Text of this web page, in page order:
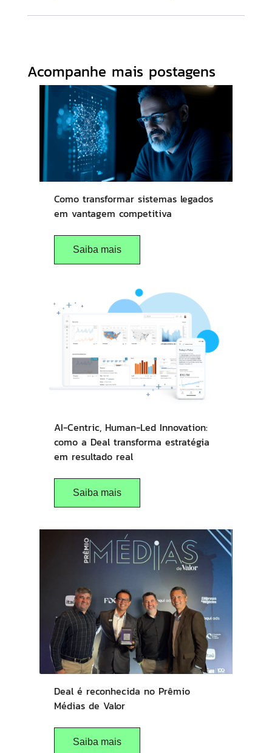
Acompanhe mais postagens
Como transformar sistemas legados
em vantagem competitiva
Saiba mais
AI-Centric, Human-Led Innovation:
como a Deal transforma estratégia
em resultado real
Saiba mais
Deal é reconhecida no Prêmio
Médias de Valor
Saiba mais